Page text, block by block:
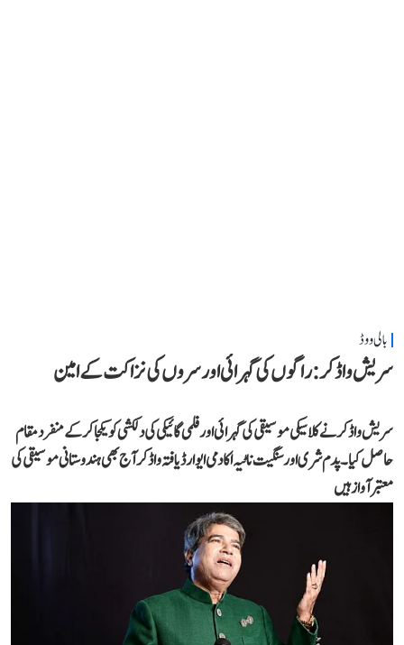
بالی ووڈ
سریش واڈکر: راگوں کی گہرائی اور سروں کی نزاکت کے امین
سریش واڈکر نے کلاسیکی موسیقی کی گہرائی اور فلمی گائیکی کی دلکشی کو یکجا کر کے منفرد مقام
حاصل کیا۔ پدم شری اور سنگیت ناٹیہ اکادمی ایوارڈ یافتہ واڈکر آج بھی ہندوستانی موسیقی کی
معتبر آواز ہیں